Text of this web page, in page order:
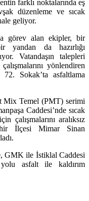
farklı noktalarında eş
düzenleme ve sıcak
geliyor.
görev alan ekipler, bir
yandan da hazırlığı
Vatandaşın talepleri
yönlendiren
Sokak’ta asfaltlama
Mix Temel (PMT) serimi
Caddesi’nde sıcak
çalışmalarını aralıksız
İlçesi Mimar Sinan
GMK ile İstiklal Caddesi
asfalt ile kaldırım